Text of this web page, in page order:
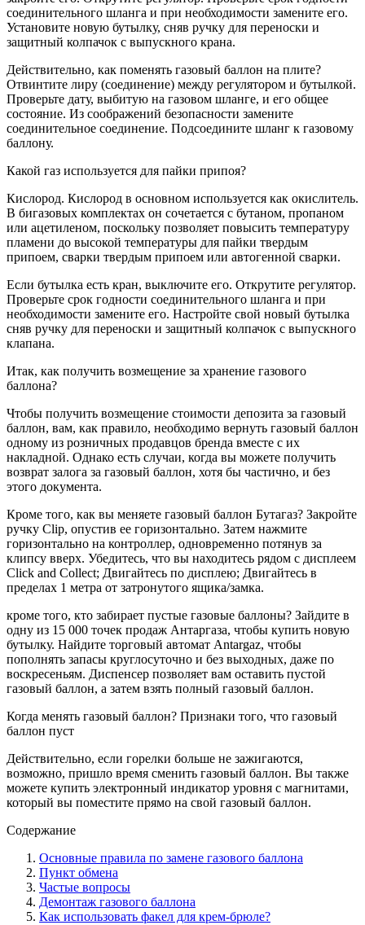
соединительного шланга и при необходимости замените его.
Установите новую бутылку, сняв ручку для переноски и
защитный колпачок с выпускного крана.
Действительно, как поменять газовый баллон на плите?
Отвинтите лиру (соединение) между регулятором и бутылкой.
Проверьте дату, выбитую на газовом шланге, и его общее
состояние. Из соображений безопасности замените
соединительное соединение. Подсоедините шланг к газовому
баллону.
Какой газ используется для пайки припоя?
Кислород. Кислород в основном используется как окислитель.
В бигазовых комплектах он сочетается с бутаном, пропаном
или ацетиленом, поскольку позволяет повысить температуру
пламени до высокой температуры для пайки твердым
припоем, сварки твердым припоем или автогенной сварки.
Если бутылка есть кран, выключите его. Открутите регулятор.
Проверьте срок годности соединительного шланга и при
необходимости замените его. Настройте свой новый бутылка
сняв ручку для переноски и защитный колпачок с выпускного
клапана.
Итак, как получить возмещение за хранение газового
баллона?
Чтобы получить возмещение стоимости депозита за газовый
баллон, вам, как правило, необходимо вернуть газовый баллон
одному из розничных продавцов бренда вместе с их
накладной. Однако есть случаи, когда вы можете получить
возврат залога за газовый баллон, хотя бы частично, и без
этого документа.
Кроме того, как вы меняете газовый баллон Бутагаз? Закройте
ручку Clip, опустив ее горизонтально. Затем нажмите
горизонтально на контроллер, одновременно потянув за
клипсу вверх. Убедитесь, что вы находитесь рядом с дисплеем
Click and Collect; Двигайтесь по дисплею; Двигайтесь в
пределах 1 метра от затронутого ящика/замка.
кроме того, кто забирает пустые газовые баллоны? Зайдите в
одну из 15 000 точек продаж Антаргаза, чтобы купить новую
бутылку. Найдите торговый автомат Antargaz, чтобы
пополнять запасы круглосуточно и без выходных, даже по
воскресеньям. Диспенсер позволяет вам оставить пустой
газовый баллон, а затем взять полный газовый баллон.
Когда менять газовый баллон? Признаки того, что газовый
баллон пуст
Действительно, если горелки больше не зажигаются,
возможно, пришло время сменить газовый баллон. Вы также
можете купить электронный индикатор уровня с магнитами,
который вы поместите прямо на свой газовый баллон.
Содержание
Основные правила по замене газового баллона
Пункт обмена
Частые вопросы
Демонтаж газового баллона
Как использовать факел для крем-брюле?